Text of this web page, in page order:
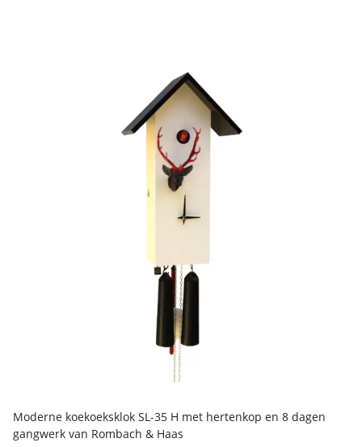
Moderne koekoeksklok SL-35 H met hertenkop en 8 dagen
gangwerk van Rombach & Haas